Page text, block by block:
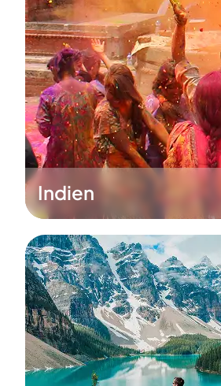
Indien